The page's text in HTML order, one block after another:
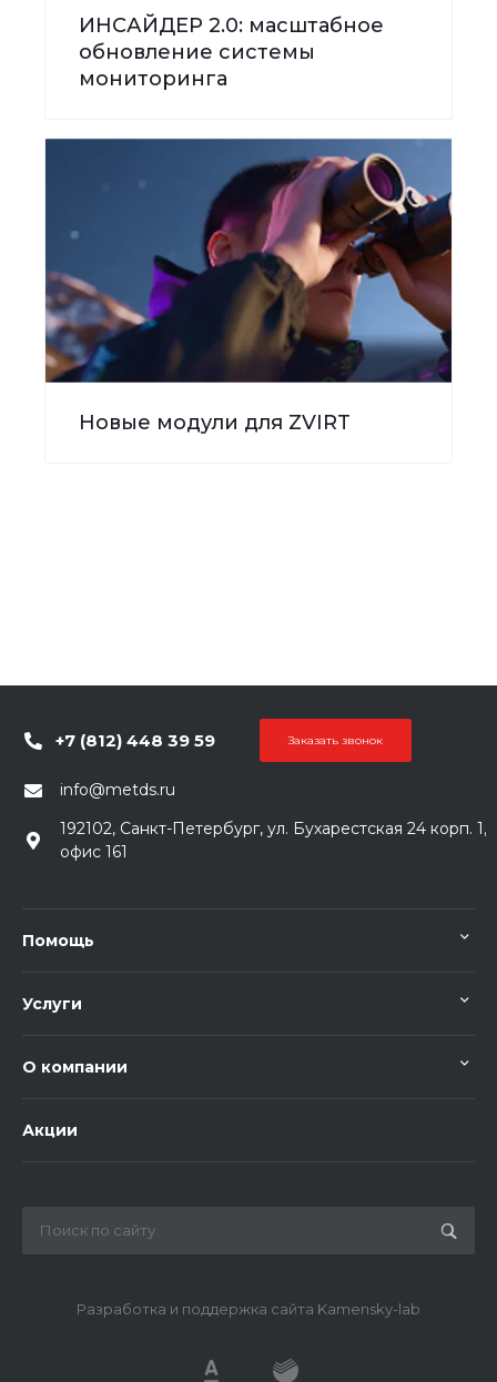
ИНСАЙДЕР 2.0: масштабное
обновление системы
мониторинга
Новые модули для ZVIRT
+7 (812) 448 39 59 Заказать звонок
info@metds.ru
192102, Санкт-Петербург, ул. Бухарестская 24 корп. 1,
офис 161
Помощь
Услуги
О компании
Акции
Разработка и поддержка сайта Kamensky-lab